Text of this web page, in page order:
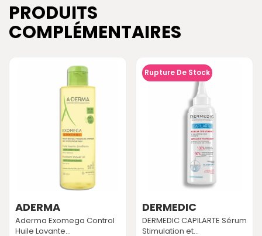
PRODUITS
COMPLÉMENTAIRES
ADERMA
Aderma Exomega Control
Huile Lavante...
Rupture De Stock
DERMEDIC
DERMEDIC CAPILARTE Sérum
Stimulation et...